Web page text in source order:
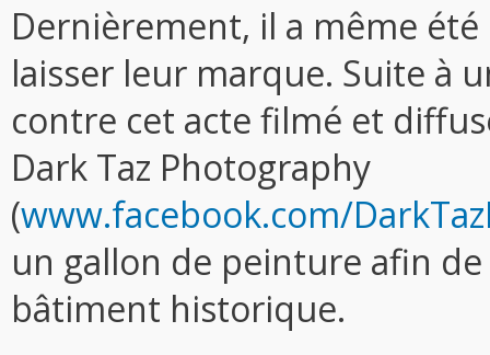
Dernièrement, il a même
laisser leur marque. Suite à
contre cet acte filmé et
Dark Taz Photography
(www.facebook.com/
un gallon de peinture afin
bâtiment historique.